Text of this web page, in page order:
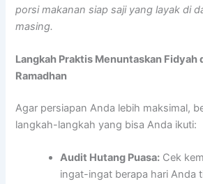
porsi makanan siap saji yang layak di
masing.
Langkah Praktis Menuntaskan Fidyah
Ramadhan
Agar persiapan Anda lebih maksimal,
langkah-langkah yang bisa Anda ikuti:
Audit Hutang Puasa: Cek
ingat-ingat berapa hari Anda